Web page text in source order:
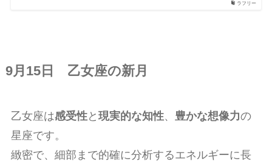
ラフリー
9月15日 乙女座の新月
乙女座は感受性と 現実的な知性、 豊かな想像力の
星座です。
緻密で、細部まで的確に分析するエネルギーに長